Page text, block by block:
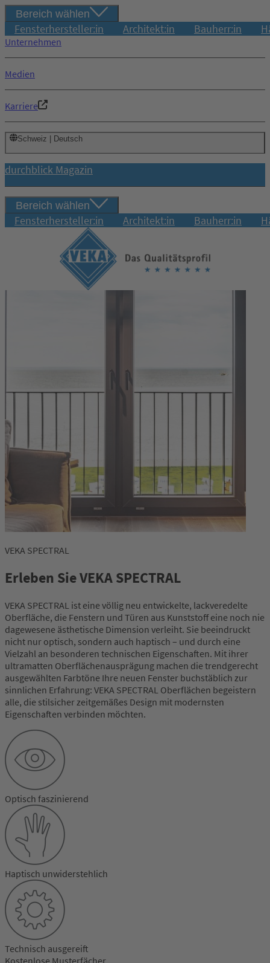
Bereich wählen
Fensterhersteller:in Architekt:in Bauherr:in
Unternehmen
Medien
Karriere
Schweiz | Deutsch
durchblick Magazin
Bereich wählen
Fensterhersteller:in Architekt:in Bauherr:in
VEKA SPECTRAL
Erleben Sie VEKA SPECTRAL
VEKA SPECTRAL ist eine völlig neu entwickelte, lackveredelte
Oberfläche, die Fenstern und Türen aus Kunststoff eine noch nie
dagewesene ästhetische Dimension verleiht. Sie beeindruckt
nicht nur optisch, sondern auch haptisch – und durch eine
Vielzahl an besonderen technischen Eigenschaften. Mit ihrer
ultramatten Oberflächenausprägung machen die trendgerecht
ausgewählten Farbtöne Ihre neuen Fenster buchstäblich zur
sinnlichen Erfahrung: VEKA SPECTRAL Oberflächen begeistern
alle, die stilsicher zeitgemäßes Design mit modernsten
Eigenschaften verbinden möchten.
Optisch faszinierend
Haptisch unwiderstehlich
Technisch ausgereift